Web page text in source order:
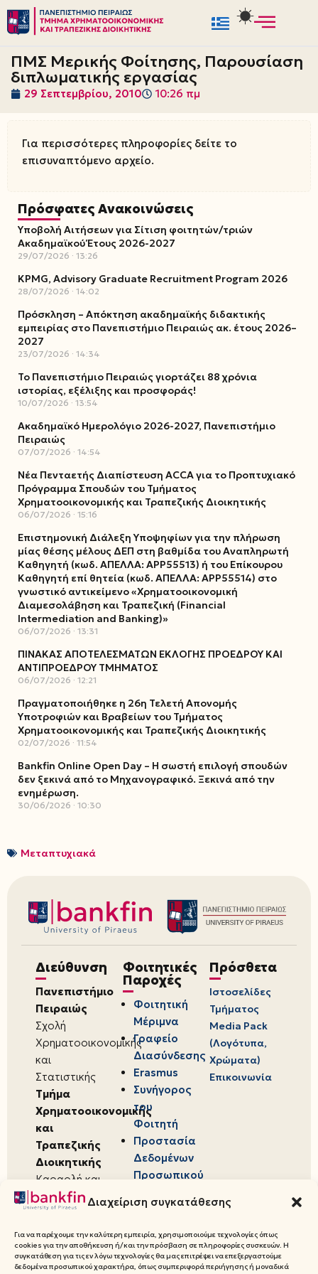
Διαχείριση συγκατάθεσης
Για να παρέχουμε την καλύτερη εμπειρία, χρησιμοποιούμε τεχνολογίες όπως
cookies για την αποθήκευση ή/και την πρόσβαση σε πληροφορίες συσκευών. Η
συγκατάθεση για τις εν λόγω τεχνολογίες θα μας επιτρέψει να επεξεργαστούμε
δεδομένα προσωπικού χαρακτήρα, όπως συμπεριφορά περιήγησης ή μοναδικά
Μεταπηδήστε
στο
περιεχόμενο
ΠΜΣ Μερικής Φοίτησης, Παρουσίαση
διπλωματικής εργασίας
29 Σεπτεμβρίου, 2010 10:26 πμ
Για περισσότερες πληροφορίες δείτε το
επισυναπτόμενο αρχείο.
Πρόσφατες Ανακοινώσεις
Υποβολή Αιτήσεων για Σίτιση φοιτητών/τριών
Ακαδημαϊκού Έτους 2026-2027
29/07/2026 13:26
KPMG, Advisory Graduate Recruitment Program 2026
28/07/2026 14:02
Πρόσκληση – Απόκτηση ακαδημαϊκής διδακτικής
εμπειρίας στο Πανεπιστήμιο Πειραιώς ακ. έτους 2026–
2027
23/07/2026 14:34
Το Πανεπιστήμιο Πειραιώς γιορτάζει 88 χρόνια
ιστορίας, εξέλιξης και προσφοράς!
10/07/2026 13:54
Ακαδημαϊκό Ημερολόγιο 2026-2027, Πανεπιστήμιο
Πειραιώς
07/07/2026 14:54
Νέα Πενταετής Διαπίστευση ACCA για το Προπτυχιακό
Πρόγραμμα Σπουδών του Τμήματος
Χρηματοοικονομικής και Τραπεζικής Διοικητικής
06/07/2026 15:16
Επιστημονική Διάλεξη Υποψηφίων για την πλήρωση
μίας θέσης μέλους ΔΕΠ στη βαθμίδα του Αναπληρωτή
Καθηγητή (κωδ. ΑΠΕΛΛΑ: ΑΡΡ55513) ή του Επίκουρου
Καθηγητή επί θητεία (κωδ. ΑΠΕΛΛΑ: ΑΡΡ55514) στο
γνωστικό αντικείμενο «Χρηματοοικονομική
Διαμεσολάβηση και Τραπεζική (Financial
Intermediation and Banking)»
06/07/2026 13:31
ΠΙΝΑΚΑΣ ΑΠΟΤΕΛΕΣΜΑΤΩΝ ΕΚΛΟΓΗΣ ΠΡΟΕΔΡΟΥ ΚΑΙ
ΑΝΤΙΠΡΟΕΔΡΟΥ ΤΜΗΜΑΤΟΣ
06/07/2026 12:21
Πραγματοποιήθηκε η 26η Τελετή Απονομής
Υποτροφιών και Βραβείων του Τμήματος
Χρηματοοικονομικής και Τραπεζικής Διοικητικής
02/07/2026 11:54
Bankfin Online Open Day – Η σωστή επιλογή σπουδών
δεν ξεκινά από το Μηχανογραφικό. Ξεκινά από την
ενημέρωση.
30/06/2026 10:30
Μεταπτυχιακά
Διεύθυνση
Πανεπιστήμιο
Πειραιώς
Σχολή
Χρηματοοικονομικής
και
Στατιστικής
Τμήμα
Χρηματοοικονομικής
και
Τραπεζικής
Διοικητικής
Καραολή και
Δημητρίου 80,
18534,
Πειραιάς
Φοιτητικές
Παροχές
Φοιτητική
Μέριμνα
Γραφείο
Διασύνδεσης
Erasmus
Συνήγορος
του
Φοιτητή
Προστασία
Δεδομένων
Προσωπικού
Πρόσθετα
Ιστοσελίδες
Τμήματος
Media Pack
(Λογότυπα,
Χρώματα)
Επικοινωνία